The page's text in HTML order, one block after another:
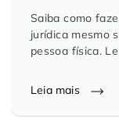
Gestão do
Controle e
Saiba como
jurídica mesmo
pessoa física.
Leia mais